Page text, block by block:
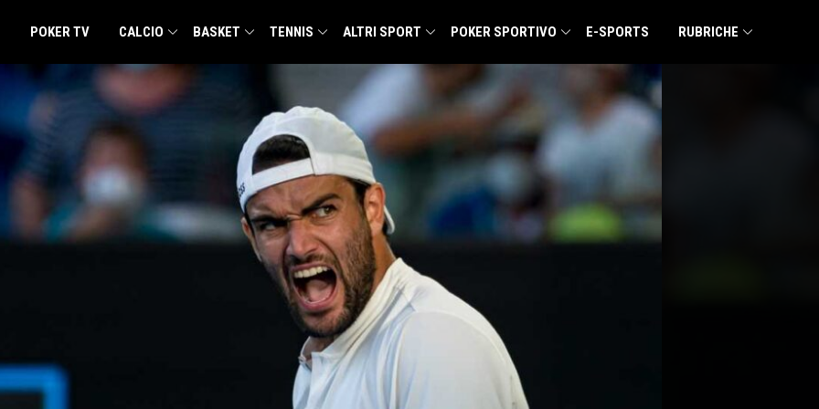
POKER TV CALCIO BASKET TENNIS ALTRI SPORT POKER SPORTIVO E-SPORTS RUBRICHE